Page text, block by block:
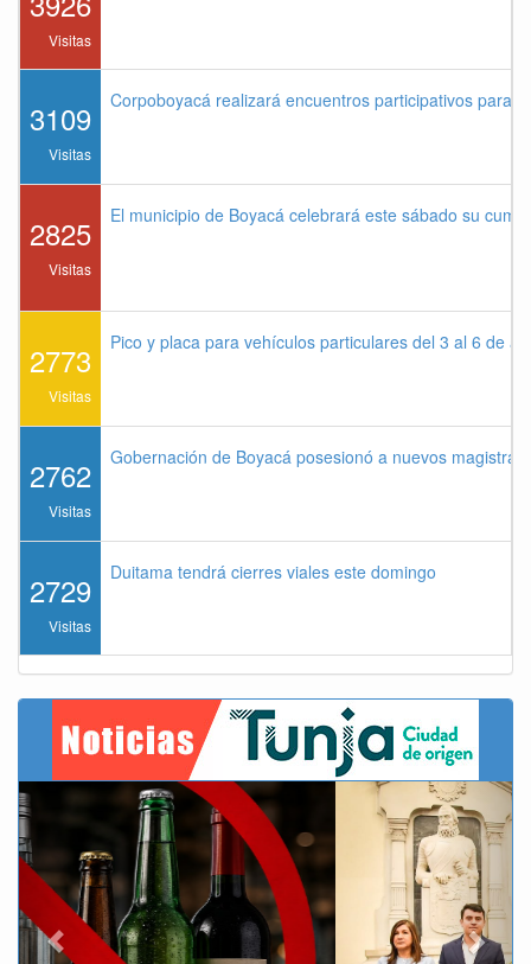
Visitas
3109
Visitas
Corpoboyacá realizará encuentros participativos para
2825
Visitas
El municipio de Boyacá celebrará este sábado su
2773
Visitas
Pico y placa para vehículos particulares del 3 al 6 de
2762
Visitas
Gobernación de Boyacá posesionó a nuevos
2729
Visitas
Duitama tendrá cierres viales este domingo
Previous Next